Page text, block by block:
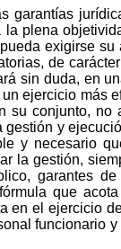
garantías
plena
exigirse
de
sin duda, en
ejercicio más
su conjunto,
y
y necesario
la gestión,
garantes
que
en el ejercicio
funcionario